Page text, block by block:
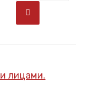
лицами.